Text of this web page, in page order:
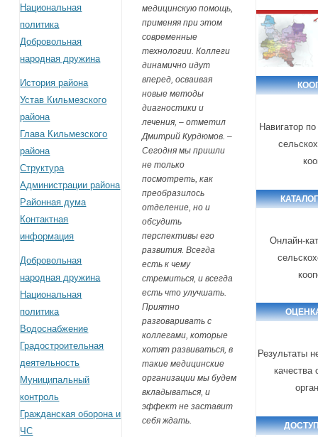
Национальная
политика
Добровольная
народная дружина
История района
Устав Кильмезского
района
Глава Кильмезского
района
Структура
Администрации района
Районная дума
Контактная
информация
Добровольная
народная дружина
Национальная
политика
Водоснабжение
Градостроительная
деятельность
Муниципальный
контроль
Гражданская оборона и
ЧС
медицинскую помощь,
применяя при этом
современные
технологии. Коллеги
динамично идут
вперед, осваивая
новые методы
диагностики и
лечения, – отметил
Дмитрий Курдюмов. –
Сегодня мы пришли
не только
посмотреть, как
преобразилось
отделение, но и
обсудить
перспективы его
развития. Всегда
есть к чему
стремиться, и всегда
есть что улучшать.
Приятно
разговаривать с
коллегами, которые
хотят развиваться, в
такие медицинские
организации мы будем
вкладываться, и
эффект не заставит
себя ждать.
Навигатор
Онлайн-
Результаты
качества